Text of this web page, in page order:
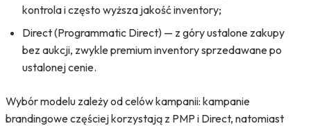
kontrola i często wyższa jakość inventory;
Direct (Programmatic Direct) — z góry ustalone zakupy
bez aukcji, zwykle premium inventory sprzedawane po
ustalonej cenie.
Wybór modelu zależy od celów kampanii: kampanie
brandingowe częściej korzystają z PMP i Direct, natomiast